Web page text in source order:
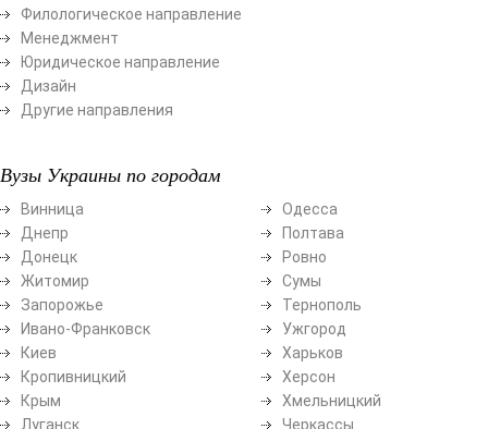
Филологическое направление
Менеджмент
Юридическое направление
Дизайн
Другие направления
Вузы Украины по городам
Винница
Днепр
Донецк
Житомир
Запорожье
Ивано-Франковск
Киев
Кропивницкий
Крым
Луганск
Одесса
Полтава
Ровно
Сумы
Тернополь
Ужгород
Харьков
Херсон
Хмельницкий
Черкассы